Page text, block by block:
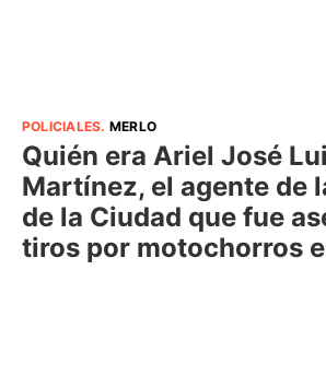
POLICIALES. MERLO
Quién era Ariel José
Martínez, el agente de
de la Ciudad que fue
tiros por motochorros